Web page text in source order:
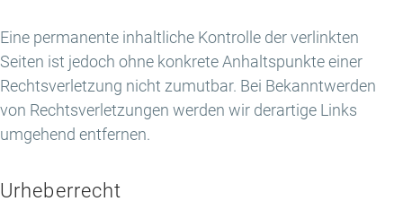
Eine permanente inhaltliche Kontrolle der verlinkten
Seiten ist jedoch ohne konkrete Anhaltspunkte einer
Rechtsverletzung nicht zumutbar. Bei Bekanntwerden
von Rechtsverletzungen werden wir derartige Links
umgehend entfernen.
Urheberrecht